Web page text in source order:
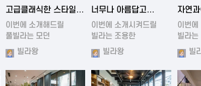
2024-11-19 00:37
고급클래식한 스타일의
럭셔리 풀빌라
이번에 소개해드릴
풀빌라는 모던
원목스타일의 럭…
빌라왕
2024-11-19 01:47
너무나 아름답고
조용한 풀빌라
이번에 소개시켜드릴
빌라는 조용한
빌라입니다.…
빌라왕
자연
아름
이번에
빌라는
아름빌